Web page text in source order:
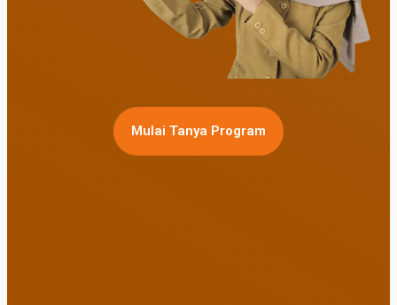
Mulai Tanya Program